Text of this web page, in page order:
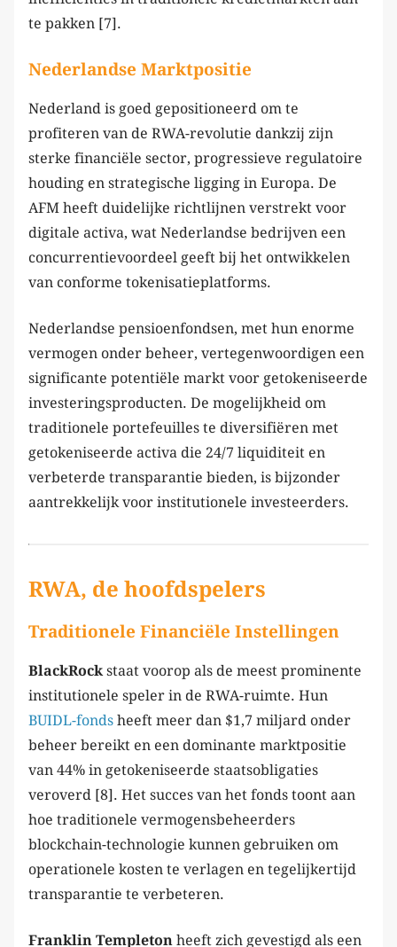
te pakken [7].
Nederlandse Marktpositie
Nederland is goed gepositioneerd om te
profiteren van de RWA-revolutie dankzij zijn
sterke financiële sector, progressieve regulatoire
houding en strategische ligging in Europa. De
AFM heeft duidelijke richtlijnen verstrekt voor
digitale activa, wat Nederlandse bedrijven een
concurrentievoordeel geeft bij het ontwikkelen
van conforme tokenisatieplatforms.
Nederlandse pensioenfondsen, met hun enorme
vermogen onder beheer, vertegenwoordigen een
significante potentiële markt voor getokeniseerde
investeringsproducten. De mogelijkheid om
traditionele portefeuilles te diversifiëren met
getokeniseerde activa die 24/7 liquiditeit en
verbeterde transparantie bieden, is bijzonder
aantrekkelijk voor institutionele investeerders.
RWA, de hoofdspelers
Traditionele Financiële Instellingen
BlackRock staat voorop als de meest prominente
institutionele speler in de RWA-ruimte. Hun
BUIDL-fonds heeft meer dan $1,7 miljard onder
beheer bereikt en een dominante marktpositie
van 44% in getokeniseerde staatsobligaties
veroverd [8]. Het succes van het fonds toont aan
hoe traditionele vermogensbeheerders
blockchain-technologie kunnen gebruiken om
operationele kosten te verlagen en tegelijkertijd
transparantie te verbeteren.
Franklin Templeton heeft zich gevestigd als een